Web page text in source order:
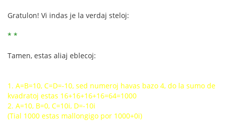
Gratulon! Vi indas je la verdaj steloj:
* *
Tamen, estas aliaj eblecoj:
1. A=B=10, C=D=-10, sed numeroj havas bazo 4, do la sumo de
kvadratoj estas 16+16+16+16=64=1000
2. A=10, B=0, C=10i, D=-10i
(Tial 1000 estas mallongigo por 1000+0i)